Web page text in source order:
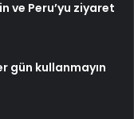
ve Peru’yu ziyaret
gün kullanmayın